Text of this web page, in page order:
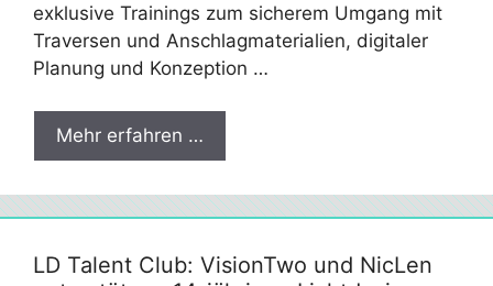
exklusive Trainings zum sicherem Umgang mit
Traversen und Anschlagmaterialien, digitaler
Planung und Konzeption …
Mehr erfahren …
LD Talent Club: VisionTwo und NicLen